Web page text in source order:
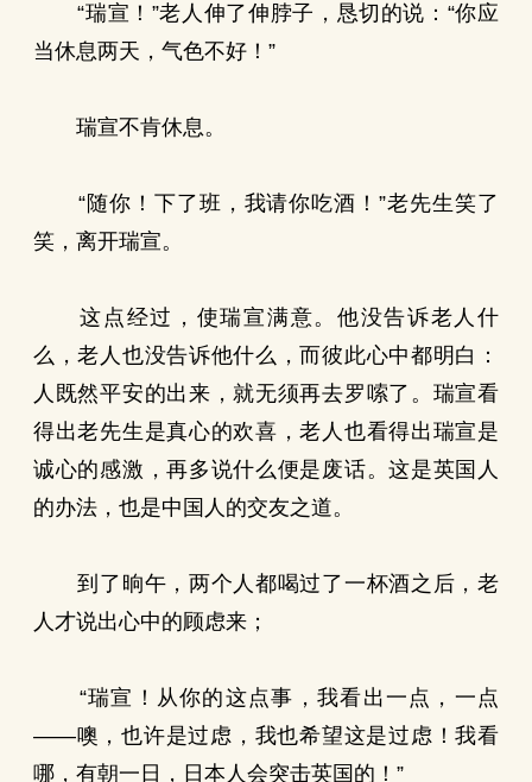
“瑞宣！”老人伸了伸脖子，恳切的说：“你应
当休息两天，气色不好！”
瑞宣不肯休息。
“随你！下了班，我请你吃酒！”老先生笑了
笑，离开瑞宣。
这点经过，使瑞宣满意。他没告诉老人什
么，老人也没告诉他什么，而彼此心中都明白：
人既然平安的出来，就无须再去罗嗦了。瑞宣看
得出老先生是真心的欢喜，老人也看得出瑞宣是
诚心的感激，再多说什么便是废话。这是英国人
的办法，也是中国人的交友之道。
到了晌午，两个人都喝过了一杯酒之后，老
人才说出心中的顾虑来；
“瑞宣！从你的这点事，我看出一点，一点
——噢，也许是过虑，我也希望这是过虑！我看
哪，有朝一日，日本人会突击英国的！”